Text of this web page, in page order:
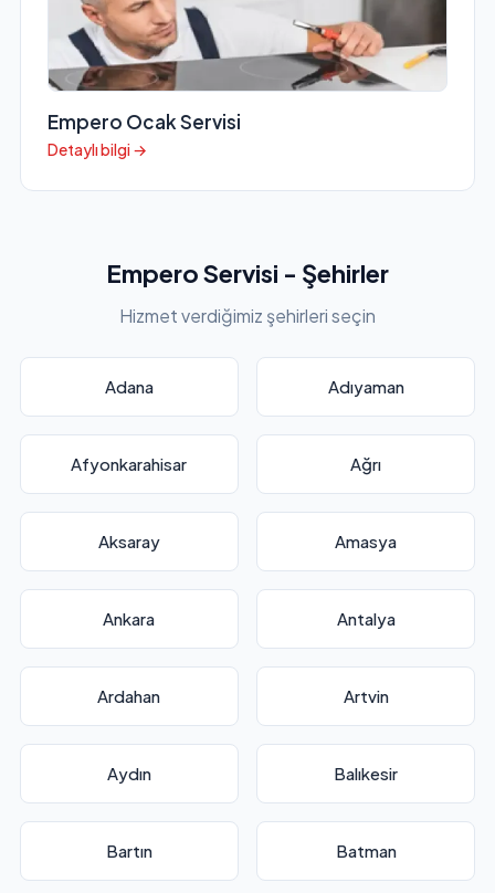
Empero Ocak Servisi
Detaylı bilgi →
Empero Servisi - Şehirler
Hizmet verdiğimiz şehirleri seçin
Adana Adıyaman
Afyonkarahisar Ağrı
Aksaray Amasya
Ankara Antalya
Ardahan Artvin
Aydın Balıkesir
Bartın Batman